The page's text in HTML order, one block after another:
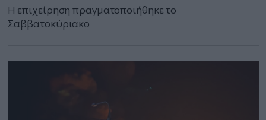
Η επιχείρηση πραγματοποιήθηκε το
Σαββατοκύριακο